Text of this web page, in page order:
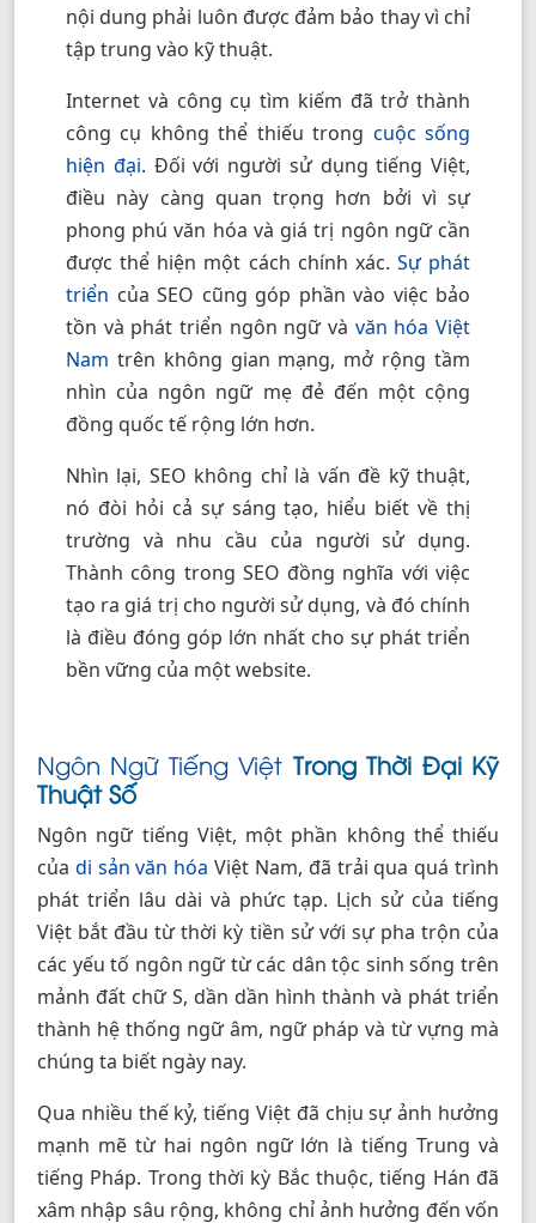
nội dung phải luôn được đảm bảo thay vì chỉ
tập trung vào kỹ thuật.
Internet và công cụ tìm kiếm đã trở thành
công cụ không thể thiếu trong cuộc sống
hiện đại. Đối với người sử dụng tiếng Việt,
điều này càng quan trọng hơn bởi vì sự
phong phú văn hóa và giá trị ngôn ngữ cần
được thể hiện một cách chính xác. Sự phát
triển của SEO cũng góp phần vào việc bảo
tồn và phát triển ngôn ngữ và văn hóa Việt
Nam trên không gian mạng, mở rộng tầm
nhìn của ngôn ngữ mẹ đẻ đến một cộng
đồng quốc tế rộng lớn hơn.
Nhìn lại, SEO không chỉ là vấn đề kỹ thuật,
nó đòi hỏi cả sự sáng tạo, hiểu biết về thị
trường và nhu cầu của người sử dụng.
Thành công trong SEO đồng nghĩa với việc
tạo ra giá trị cho người sử dụng, và đó chính
là điều đóng góp lớn nhất cho sự phát triển
bền vững của một website.
Ngôn Ngữ Tiếng Việt Trong Thời Đại Kỹ
Thuật Số
Ngôn ngữ tiếng Việt, một phần không thể thiếu
của di sản văn hóa Việt Nam, đã trải qua quá trình
phát triển lâu dài và phức tạp. Lịch sử của tiếng
Việt bắt đầu từ thời kỳ tiền sử với sự pha trộn của
các yếu tố ngôn ngữ từ các dân tộc sinh sống trên
mảnh đất chữ S, dần dần hình thành và phát triển
thành hệ thống ngữ âm, ngữ pháp và từ vựng mà
chúng ta biết ngày nay.
Qua nhiều thế kỷ, tiếng Việt đã chịu sự ảnh hưởng
mạnh mẽ từ hai ngôn ngữ lớn là tiếng Trung và
tiếng Pháp. Trong thời kỳ Bắc thuộc, tiếng Hán đã
xâm nhập sâu rộng, không chỉ ảnh hưởng đến vốn